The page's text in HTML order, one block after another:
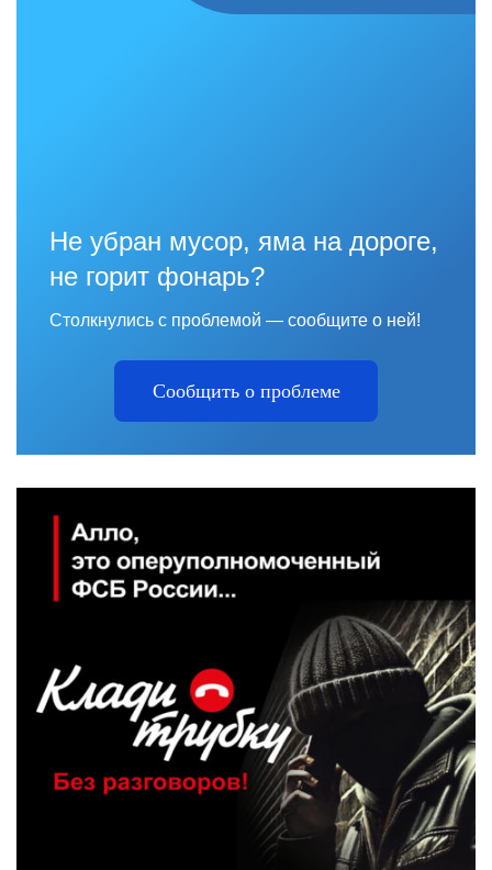
Не убран мусор, яма на дороге,
не горит фонарь?
Столкнулись с проблемой — сообщите о ней!
Сообщить о проблеме